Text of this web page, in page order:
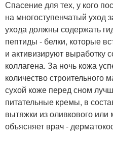
Спасение для тех, у кого
на многоступенчатый уход
ухода должны содержать
пептиды - белки, которые
и активизируют выработку
коллагена. За ночь кожа
количество строительного
сухой коже перед сном
питательные кремы, в
вытяжки из оливкового
объясняет врач -